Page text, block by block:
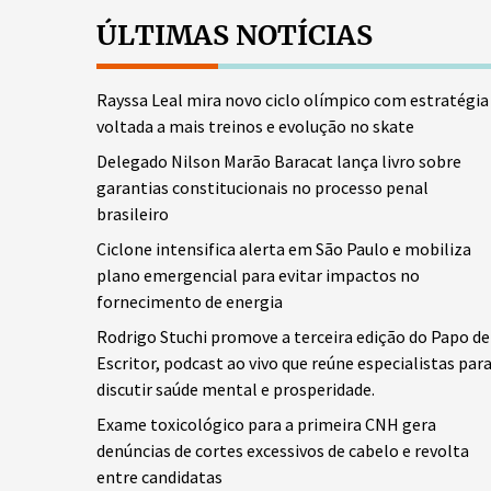
ÚLTIMAS NOTÍCIAS
Rayssa Leal mira novo ciclo olímpico com estratégia
voltada a mais treinos e evolução no skate
Delegado Nilson Marão Baracat lança livro sobre
garantias constitucionais no processo penal
brasileiro
Ciclone intensifica alerta em São Paulo e mobiliza
plano emergencial para evitar impactos no
fornecimento de energia
Rodrigo Stuchi promove a terceira edição do Papo de
Escritor, podcast ao vivo que reúne especialistas para
discutir saúde mental e prosperidade.
Exame toxicológico para a primeira CNH gera
denúncias de cortes excessivos de cabelo e revolta
entre candidatas